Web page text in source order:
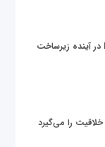
زیر پوست دنیای داده؛ نقش سرور HP در آینده زیرساخت
را می‌گیرد